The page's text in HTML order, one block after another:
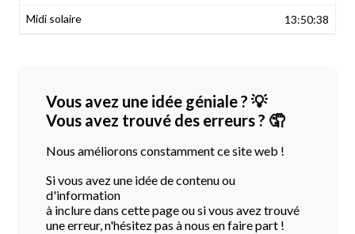
13:50:38
Vous avez une idée géniale ? 💡
Vous avez trouvé des erreurs ? 🤦
Nous améliorons constamment ce site web !
Si vous avez une idée de contenu ou
d'information
à inclure dans cette page ou si vous avez trouvé
une erreur, n'hésitez pas à nous en faire part !